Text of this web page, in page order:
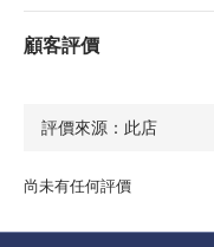
顧客評價
尚未有任何評價